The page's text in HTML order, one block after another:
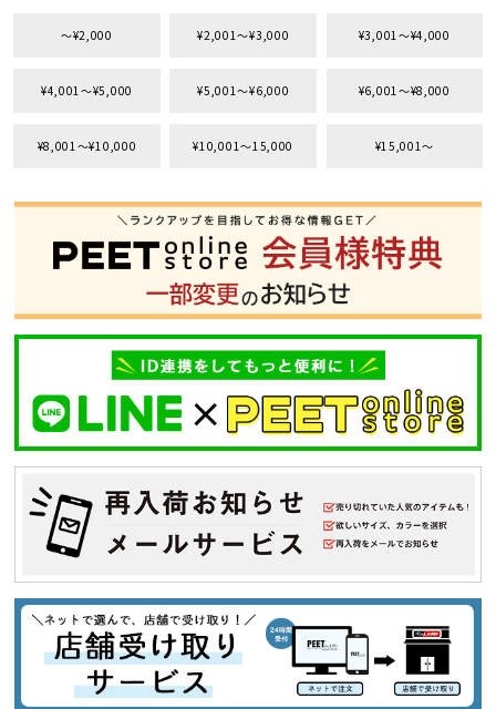
〜¥2,000 ¥2,001〜¥3,000 ¥3,001〜¥4,000
¥4,001〜¥5,000 ¥5,001〜¥6,000 ¥6,001〜¥8,000
¥8,001〜¥10,000 ¥10,001〜15,000 ¥15,001〜